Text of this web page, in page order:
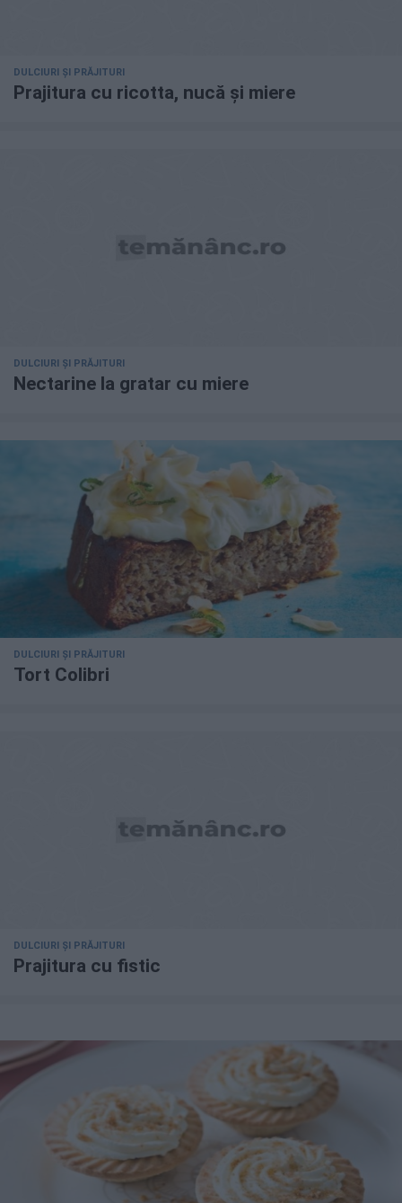
DULCIURI ȘI PRĂJITURI
Prajitura cu ricotta, nucă și miere
DULCIURI ȘI PRĂJITURI
Nectarine la gratar cu miere
DULCIURI ȘI PRĂJITURI
Tort Colibri
DULCIURI ȘI PRĂJITURI
Prajitura cu fistic